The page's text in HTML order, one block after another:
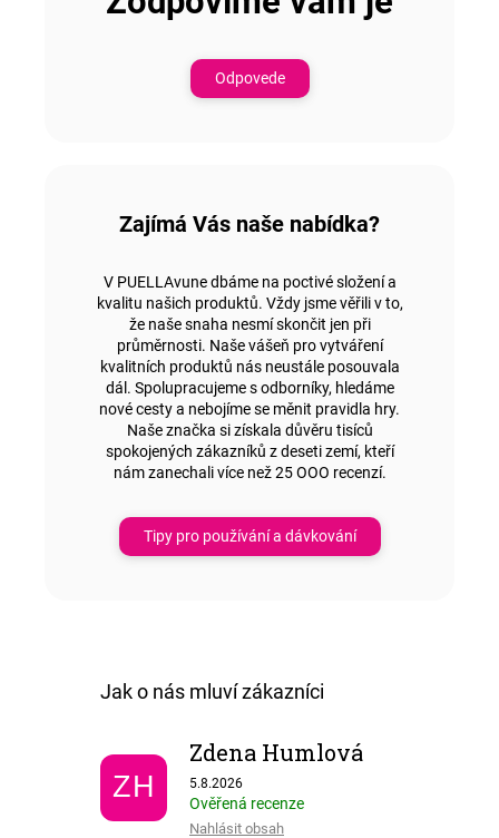
Odpovede
Zajímá Vás naše nabídka?
V PUELLAvune dbáme na poctivé složení a
kvalitu našich produktů. Vždy jsme věřili v to,
že naše snaha nesmí skončit jen při
průměrnosti. Naše vášeň pro vytváření
kvalitních produktů nás neustále posouvala
dál. Spolupracujeme s odborníky, hledáme
nové cesty a nebojíme se měnit pravidla hry.
Naše značka si získala důvěru tisíců
spokojených zákazníků z deseti zemí, kteří
nám zanechalivíce než 25 OOO recenzí.
Tipy pro používání a dávkování
ZH
Zdena Humlová
Hodnocení obchodu je 5 z 5 hvězdiček.
5.8.2026
Ověřená recenze
Nahlásit obsah